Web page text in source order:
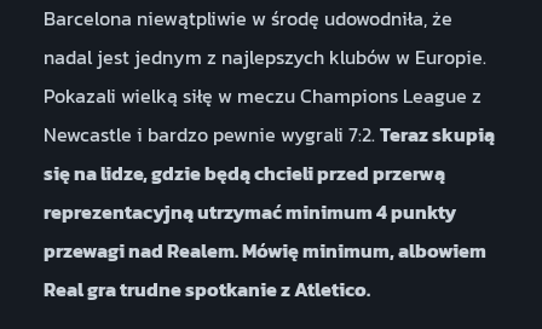
Barcelona niewątpliwie w środę udowodniła, że
nadal jest jednym z najlepszych klubów w Europie.
Pokazali wielką siłę w meczu Champions League z
Newcastle i bardzo pewnie wygrali 7:2.Teraz skupią
się na lidze, gdzie będą chcieli przed przerwą
reprezentacyjną utrzymać minimum 4 punkty
przewagi nad Realem. Mówię minimum, albowiem
Real gra trudne spotkanie z Atletico.